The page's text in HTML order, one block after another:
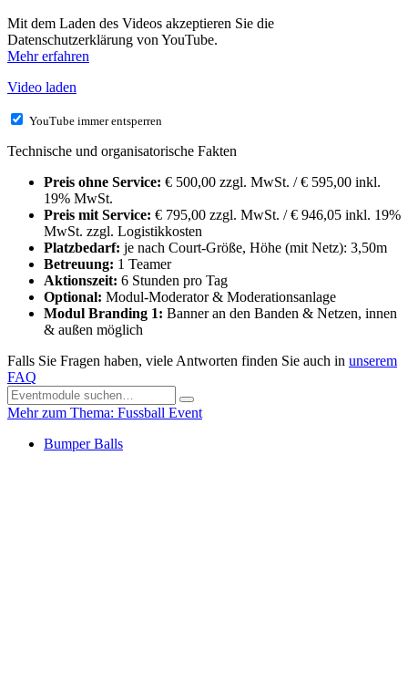
Mit dem Laden des Videos akzeptieren Sie die
Datenschutzerklärung von YouTube.
Mehr erfahren
Video laden
YouTube immer entsperren
Technische und organisatorische Fakten
Preis ohne Service: € 500,00 zzgl. MwSt. / € 595,00 inkl.
19% MwSt.
Preis mit Service: € 795,00 zzgl. MwSt. / € 946,05 inkl. 19%
MwSt. zzgl. Logistikkosten
Platzbedarf: je nach Court-Größe, Höhe (mit Netz): 3,50m
Betreuung: 1 Teamer
Aktionszeit: 6 Stunden pro Tag
Optional: Modul-Moderator & Moderationsanlage
Modul Branding 1: Banner an den Banden & Netzen, innen
& außen möglich
Falls Sie Fragen haben, viele Antworten finden Sie auch in unserem
FAQ
Mehr zum Thema: Fussball Event
Bumper Balls